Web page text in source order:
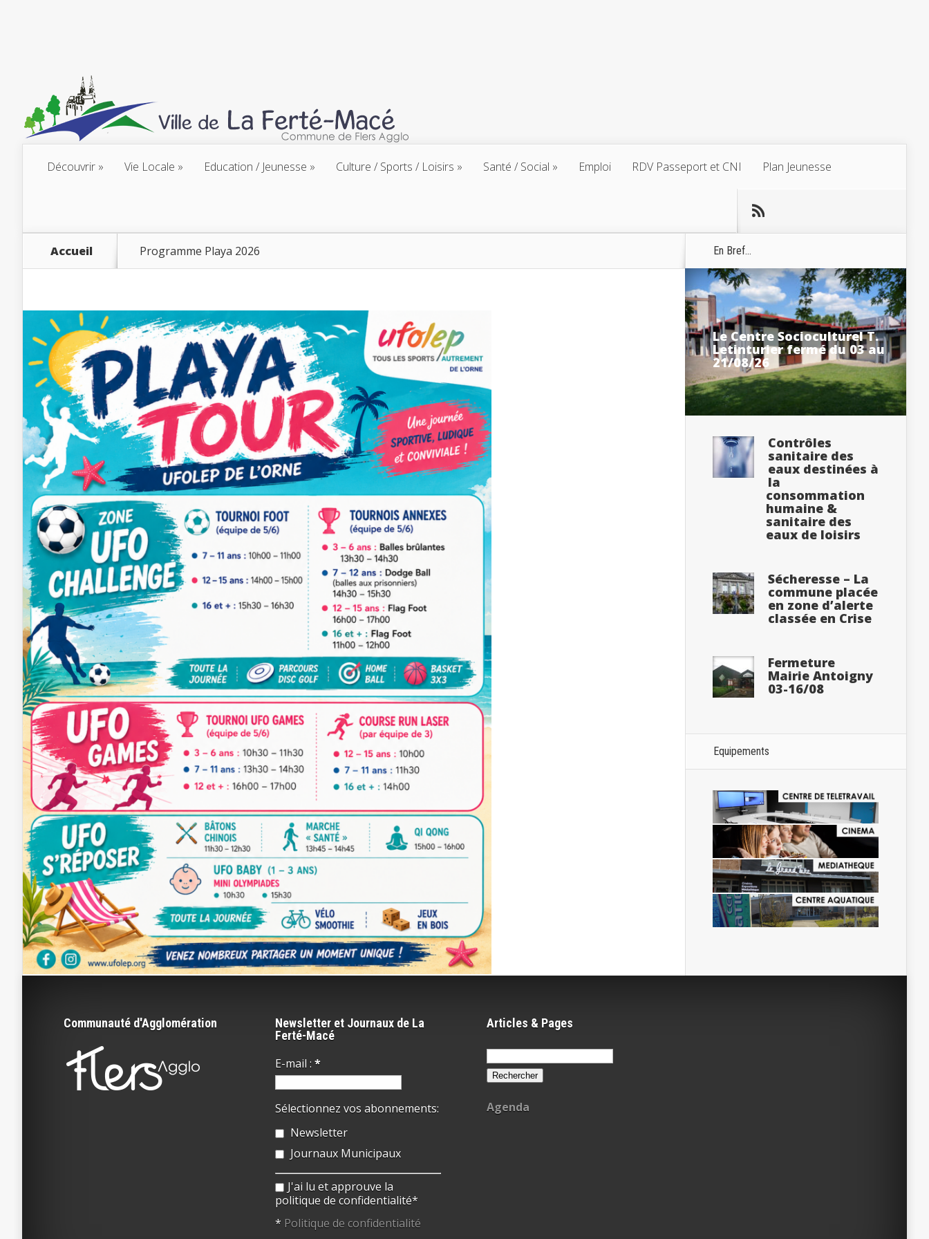
Découvrir Vie Locale Education / Jeunesse Culture / Sports / Loisirs Santé / Social Emploi RDV Passeport et CNI Plan Jeunesse
Accueil Programme Playa 2026 En Bref...
Le Centre Socioculturel T.
Letinturier fermé du 03 au
21/08/26
Contrôles
sanitaire des
eaux destinées à
la
consommation
humaine &
sanitaire des
eaux de loisirs
Sécheresse – La
commune placée
en zone d’alerte
classée en Crise
Fermeture
Mairie Antoigny
03-16/08
Equipements
Communauté d'Agglomération
Newsletter et Journaux de La
Ferté-Macé
E-mail : *
Sélectionnez vos abonnements:
Newsletter
Journaux Municipaux
J'ai lu et approuve la
politique de confidentialité*
* Politique de confidentialité
Articles & Pages
Rechercher :
Agenda